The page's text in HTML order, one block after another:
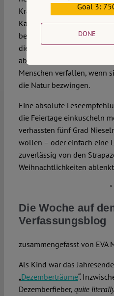
Krakauer, der auf dem
Kälte und
beschreibt mit einzigartiger
die Unbarmherzigkeit der
aber auch die Absurdität
Menschen verfallen, wenn
die Natur bezwingen.
Eine absolute
die Feiertage einkuscheln
verhassten fünf Grad
wollen – oder einfach eine
zuverlässig von den
Weihnachtlichkeiten
*
Die Woche auf
Verfassungsblog
zusammengefasst von EVA
Als Kind war das
„Dezemberträume“.
Dezemberfieber, quite
€559,159Goal 3:
DONE